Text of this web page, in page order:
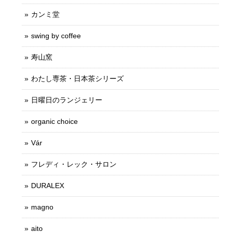
カンミ堂
swing by coffee
寿山窯
わたし専茶・日本茶シリーズ
日曜日のランジェリー
organic choice
Vár
フレディ・レック・サロン
DURALEX
magno
aito